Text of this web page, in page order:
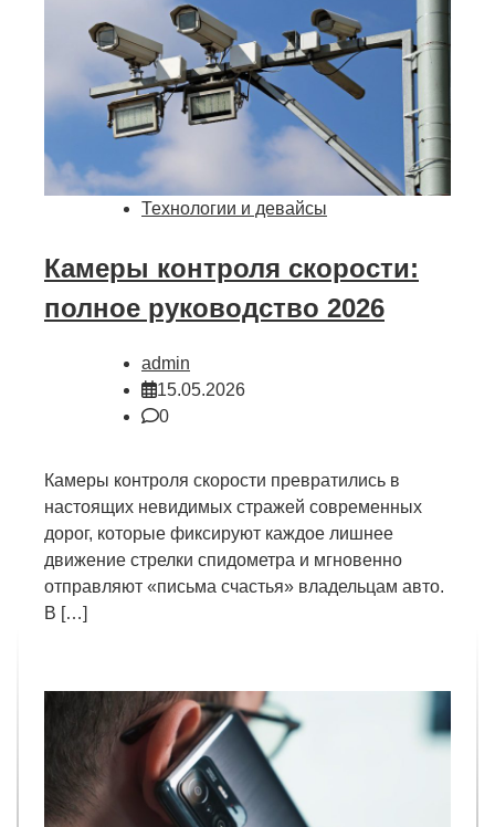
Технологии и девайсы
Камеры контроля скорости:
полное руководство 2026
admin
15.05.2026
0
Камеры контроля скорости превратились в
настоящих невидимых стражей современных
дорог, которые фиксируют каждое лишнее
движение стрелки спидометра и мгновенно
отправляют «письма счастья» владельцам авто.
В […]